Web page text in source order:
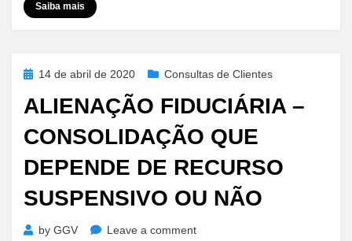
Saiba mais
Posted14 de abril de 2020 Consultas de Clientes
ALIENAÇÃO FIDUCIÁRIA –
CONSOLIDAÇÃO QUE
DEPENDE DE RECURSO
SUSPENSIVO OU NÃO
by GGV Leave a commenton